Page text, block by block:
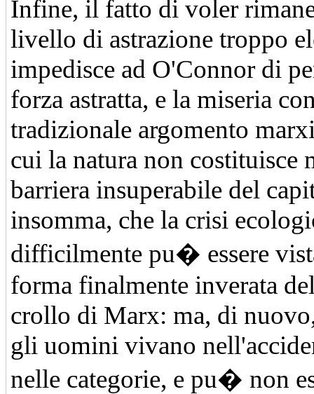
Infine, il fatto di voler
livello di astrazione troppo
impedisce ad O'Connor di
forza astratta, e la miseria
tradizionale argomento
cui la natura non costituisce
barriera insuperabile del
insomma, che la crisi
difficilmente pu� essere
forma finalmente inverata
crollo di Marx: ma, di
gli uomini vivano
nelle categorie, e pu� non